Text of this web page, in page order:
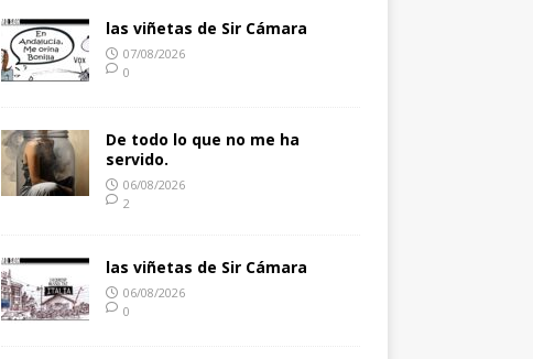
las viñetas de Sir Cámara
07/08/2026
0
De todo lo que no me ha
servido.
06/08/2026
2
las viñetas de Sir Cámara
06/08/2026
0